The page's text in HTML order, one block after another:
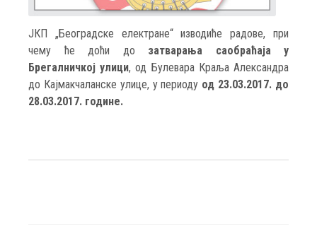
ЈКП „Београдске електране“ изводиће радове, при
чему ће доћи до затварања саобраћаја у
Брегалничкој улици, од Булевара Краља Александра
до Кајмакчаланске улице, у периоду од 23.03.2017. до
28.03.2017. године.